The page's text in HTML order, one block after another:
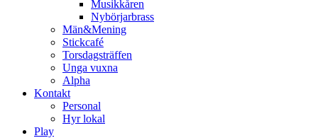
Musikkåren
Nybörjarbrass
Män&Mening
Stickcafé
Torsdagsträffen
Unga vuxna
Alpha
Kontakt
Personal
Hyr lokal
Play